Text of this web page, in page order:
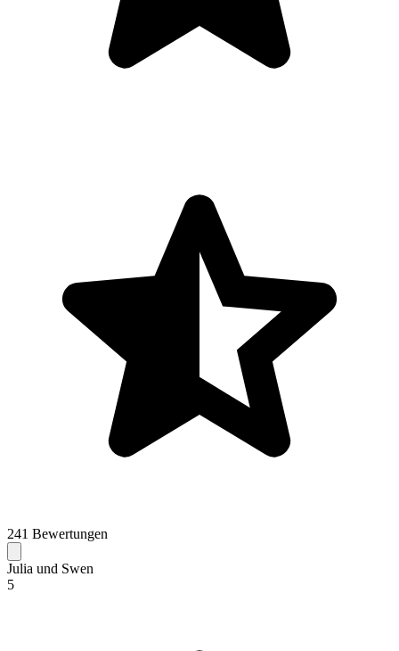
241 Bewertungen
Julia und Swen
5